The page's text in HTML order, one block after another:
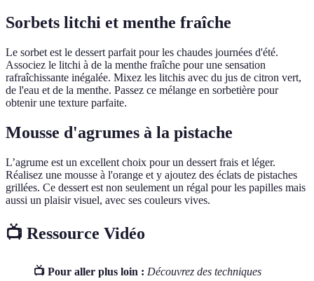
Sorbets litchi et menthe fraîche
Le sorbet est le dessert parfait pour les chaudes journées d'été.
Associez le litchi à de la menthe fraîche pour une sensation
rafraîchissante inégalée. Mixez les litchis avec du jus de citron vert,
de l'eau et de la menthe. Passez ce mélange en sorbetière pour
obtenir une texture parfaite.
Mousse d'agrumes à la pistache
L’agrume est un excellent choix pour un dessert frais et léger.
Réalisez une mousse à l'orange et y ajoutez des éclats de pistaches
grillées. Ce dessert est non seulement un régal pour les papilles mais
aussi un plaisir visuel, avec ses couleurs vives.
📺 Ressource Vidéo
📺 Pour aller plus loin : Découvrez des techniques